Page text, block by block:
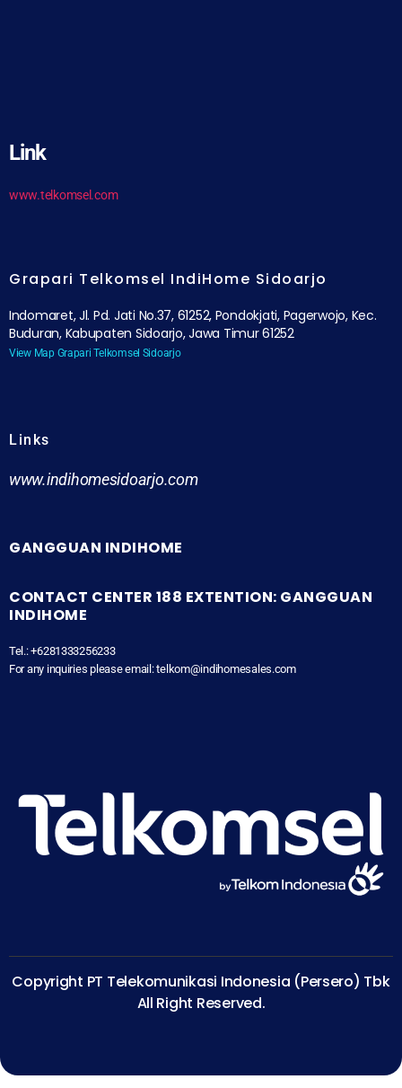
Link
www.telkomsel.com
Grapari Telkomsel IndiHome Sidoarjo
Indomaret, Jl. Pd. Jati No.37, 61252, Pondokjati, Pagerwojo, Kec.
Buduran, Kabupaten Sidoarjo, Jawa Timur 61252
View Map Grapari Telkomsel Sidoarjo
Links
www.indihomesidoarjo.com
GANGGUAN INDIHOME
CONTACT CENTER 188 EXTENTION: GANGGUAN
INDIHOME
Tel.: +6281333256233
For any inquiries please email: telkom@indihomesales.com
Copyright PT Telekomunikasi Indonesia (Persero) Tbk
All Right Reserved.